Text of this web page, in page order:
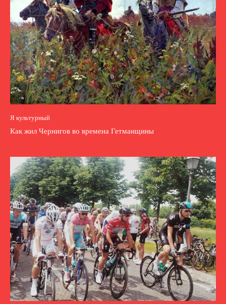
Я культурный
Как жил Чернигов во времена Гетманщины